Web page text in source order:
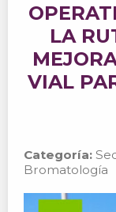
LA
VIAL
Categoría:
Bromatología